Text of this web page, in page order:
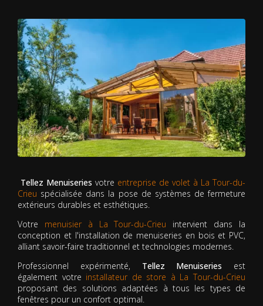
Tellez Menuiseries votre entreprise de volet à La Tour-du-
Crieu spécialisée dans la pose de systèmes de fermeture
extérieurs durables et esthétiques.
Votre menuisier à La Tour-du-Crieu intervient dans la
conception et l'installation de menuiseries en bois et PVC,
alliant savoir-faire traditionnel et technologies modernes.
Professionnel expérimenté, Tellez Menuiseries est
également votre installateur de store à La Tour-du-Crieu
proposant des solutions adaptées à tous les types de
fenêtres pour un confort optimal.